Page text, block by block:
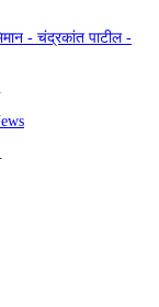
- चंद्रकांत पाटील -